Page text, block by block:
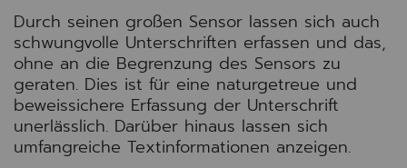
Durch seinen großen Sensor lassen sich auch
schwungvolle Unterschriften erfassen und das,
ohne an die Begrenzung des Sensors zu
geraten. Dies ist für eine naturgetreue und
beweissichere Erfassung der Unterschrift
unerlässlich. Darüber hinaus lassen sich
umfangreiche Textinformationen anzeigen.